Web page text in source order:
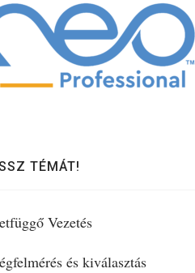
TÉMÁT!
Vezetés
és kiválasztás